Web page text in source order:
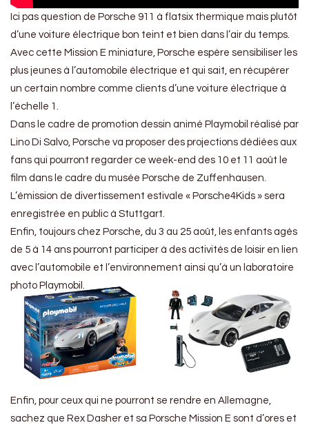
Ici pas question de Porsche 911 à flatsix thermique mais plutôt
d’une voiture électrique bon teint et bien dans l’air du temps.
Avec cette Mission E miniature, Porsche espère sensibiliser les
plus jeunes à l’automobile électrique et qui sait, en récupérer
un certain nombre comme clients d’une voiture électrique à
l’échelle 1.
Dans le cadre de promotion dessin animé Playmobil réalisé par
Lino Di Salvo, Porsche va proposer des projections dédiées aux
fans qui pourront regarder ce week-end des 10 et 11 août le
film dans le cadre du musée Porsche de Zuffenhausen.
L’émission de divertissement estivale « Porsche4Kids » sera
enregistrée en public à Stuttgart.
Enfin, toujours chez Porsche, du 3 au 25 août, les enfants agés
de 5 à 14 ans pourront participer à des activités de loisir en lien
avec l’automobile et l’environnement ainsi qu’à un laboratoire
photo Playmobil.
Enfin, pour ceux qui ne pourront se rendre en Allemagne,
sachez que Rex Dasher et sa Porsche Mission E sont d’ores et